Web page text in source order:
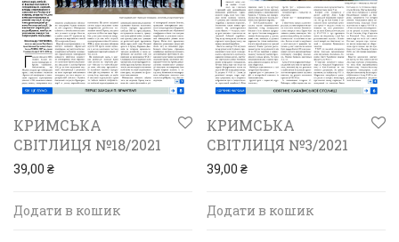
КРИМСЬКА
СВІТЛИЦЯ №18/2021
39,00 ₴
Додати в кошик
КРИМСЬКА
СВІТЛИЦЯ №3/2021
39,00 ₴
Додати в кошик